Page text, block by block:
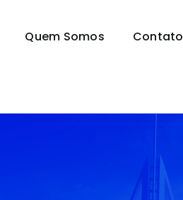
Quem Somos Contato